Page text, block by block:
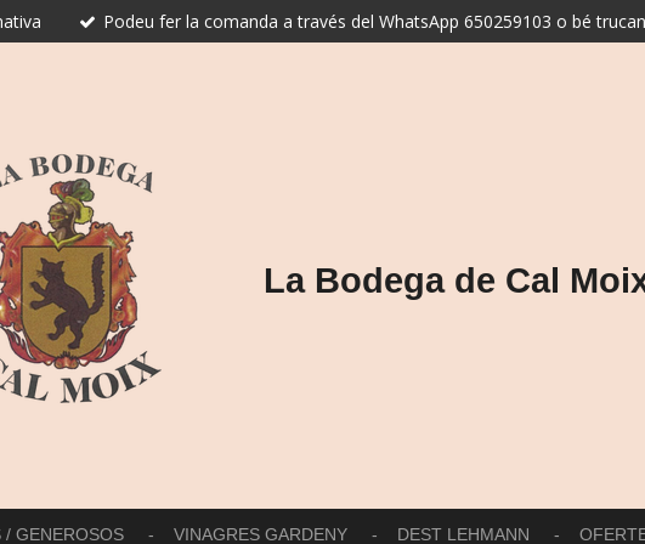
Podeu fer la comanda a través del WhatsApp 650259103 o bé
La Bodega de Cal
/ GENEROSOS VINAGRES GARDENY DEST LEHMANN